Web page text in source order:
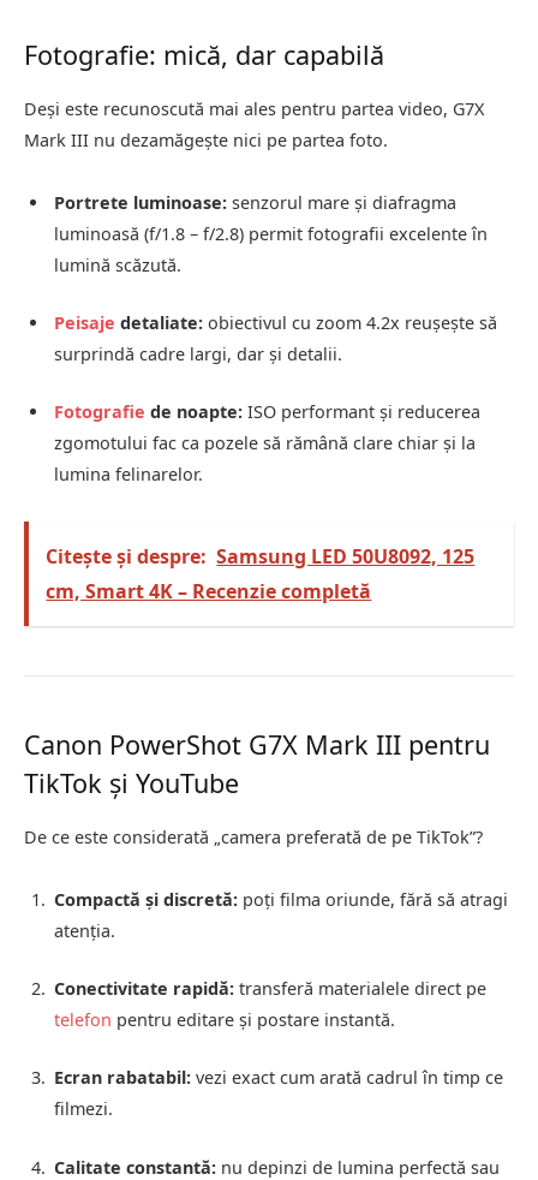
Fotografie: mică, dar capabilă
Deși este recunoscută mai ales pentru partea video, G7X
Mark III nu dezamăgește nici pe partea foto.
Portrete luminoase: senzorul mare și diafragma
luminoasă (f/1.8 – f/2.8) permit fotografii excelente în
lumină scăzută.
Peisaje detaliate: obiectivul cu zoom 4.2x reușește să
surprindă cadre largi, dar și detalii.
Fotografie de noapte: ISO performant și reducerea
zgomotului fac ca pozele să rămână clare chiar și la
lumina felinarelor.
Citește și despre: Samsung LED 50U8092, 125
cm, Smart 4K – Recenzie completă
Canon PowerShot G7X Mark III pentru
TikTok și YouTube
De ce este considerată „camera preferată de pe TikTok”?
Compactă și discretă: poți filma oriunde, fără să atragi
atenția.
Conectivitate rapidă: transferă materialele direct pe
telefon pentru editare și postare instantă.
Ecran rabatabil: vezi exact cum arată cadrul în timp ce
filmezi.
Calitate constantă: nu depinzi de lumina perfectă sau